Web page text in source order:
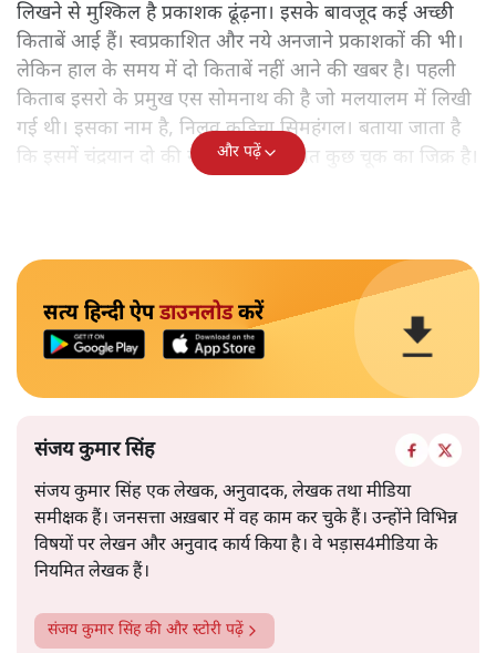
लिखने से मुश्किल है प्रकाशक ढूंढ़ना। इसके बावजूद कई अच्छी
किताबें आई हैं। स्वप्रकाशित और नये अनजाने प्रकाशकों की भी।
लेकिन हाल के समय में दो किताबें नहीं आने की खबर है। पहली
किताब इसरो के प्रमुख एस सोमनाथ की है जो मलयालम में लिखी
गई थी। इसका नाम है, निलवु कुडिचा सिमहंगल। बताया जाता है
कि इसमें चंद्रयान दो की नाकामी से संबंधित कुछ चूक का जिक्र है।
और पढ़ें
सत्य हिन्दी ऐपडाउनलोडकरें
संजय कुमार सिंह
संजय कुमार सिंह एक लेखक, अनुवादक, लेखक तथा मीडिया
समीक्षक हैं। जनसत्ता अख़बार में वह काम कर चुके हैं। उन्होंने विभिन्न
विषयों पर लेखन और अनुवाद कार्य किया है। वे भड़ास4मीडिया के
नियमित लेखक हैं।
संजय कुमार सिंहकी और स्टोरी पढ़ें